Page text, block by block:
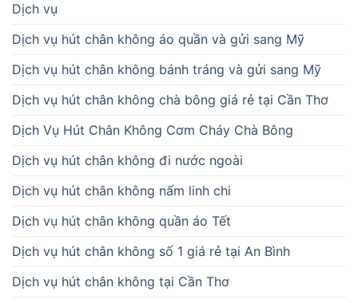
Dịch vụ
Dịch vụ hút chân không áo quần và gửi sang Mỹ
Dịch vụ hút chân không bánh tráng và gửi sang Mỹ
Dịch vụ hút chân không chà bông giá rẻ tại Cần Thơ
Dịch Vụ Hút Chân Không Cơm Cháy Chà Bông
Dịch vụ hút chân không đi nước ngoài
Dịch vụ hút chân không nấm linh chi
Dịch vụ hút chân không quần áo Tết
Dịch vụ hút chân không số 1 giá rẻ tại An Bình
Dịch vụ hút chân không tại Cần Thơ